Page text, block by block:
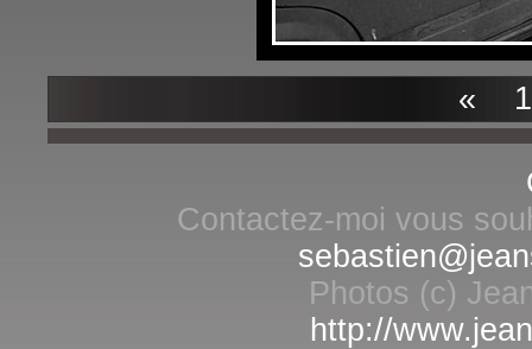
«
Contactez-moi vous
Photos (c)
http://